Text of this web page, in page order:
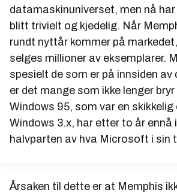
datamaskinuniverset, men nå
blitt trivielt og kjedelig. Når
rundt nyttår kommer på
selges millioner av eksemplarer.
spesielt de som er på innsiden
er det mange som ikke lenger
Windows 95, som var en
Windows 3.x, har etter to år ennå
halvparten av hva Microsoft i sin
Årsaken til dette er at Memphis